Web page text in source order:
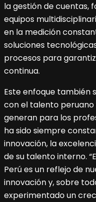
la gestión de cuentas,
equipos
en la medición
soluciones
procesos para
continua.
Este enfoque también
con el talento peruano
generan para los
ha sido siempre
innovación, la
de su talento interno.
Perú es un reflejo de
innovación y, sobre
experimentado un